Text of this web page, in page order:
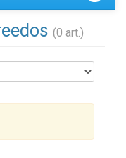
(0 art.)